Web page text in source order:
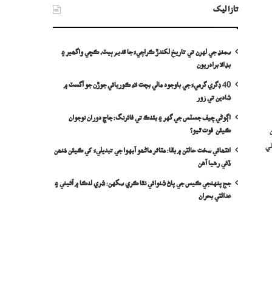
تازا ليک
سمنڊ جي لهرن تي تاريخ لکندڙ ڪراچيءَ جا قديم ٻيٽ، ڪڇي واگھير ۽
بڊالا برادريون
40 ڊگري گرميءَ جي باوجود مالي بچت لاءِ ڪوريائي جوڙن جو آگسٽ ۾
شادين تي زور
اڳوڻي چيف جسٽس جي گهر ۽ بئنڪ تي فائرنگ: جاچ دوران نوجوان
ڪيئن فوت ٿيو؟
انتھائي سخت حالتن ۾ بقا: متاثر ماڻھو آبهوا جي تبديليءَ کي ڪيئن مُنھن
ڏئي رهيا آهن
جج پنهنجي ڪيس جي پاڻ شنوائي نٿا ڪري سگهن: شري لنڪا ۾ آئيني ۽
عدالتي بحران